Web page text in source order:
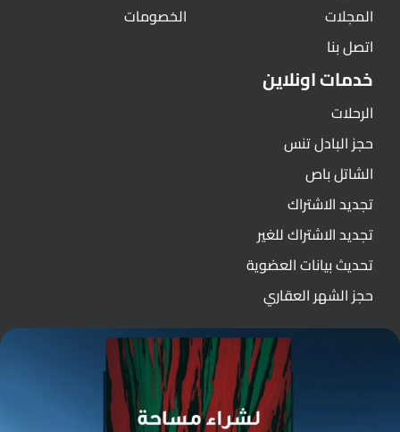
المجلات
اتصل بنا
الخصومات
خدمات اونلاين
الرحلات
حجز البادل تنس
الشاتل باص
تجديد الاشتراك
تجديد الاشتراك للغير
تحديث بيانات العضوية
حجز الشهر العقاري